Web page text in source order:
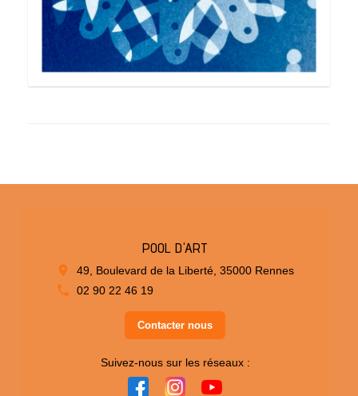
POOL D'ART
49, Boulevard de la Liberté, 35000 Rennes
02 90 22 46 19
Contacter nous
Suivez-nous sur les réseaux :